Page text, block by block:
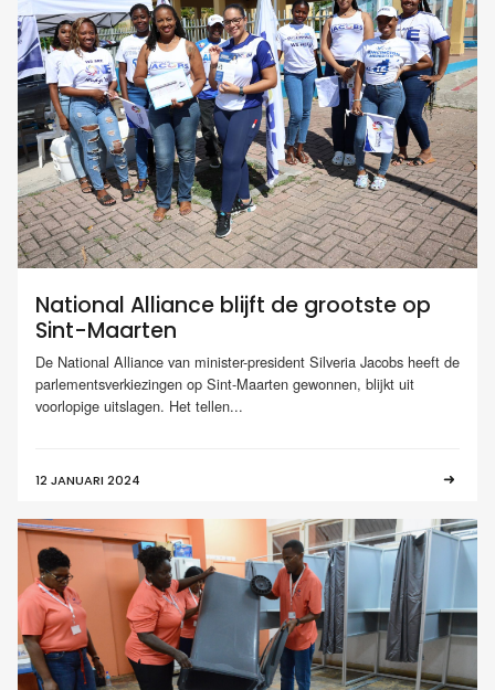
National Alliance blijft de grootste op
Sint-Maarten
De National Alliance van minister-president Silveria Jacobs heeft de
parlementsverkiezingen op Sint-Maarten gewonnen, blijkt uit
voorlopige uitslagen. Het tellen...
12 JANUARI 2024